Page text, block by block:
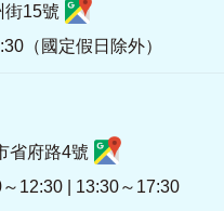
街15號
（國定假日除外）
省府路4號
12:30 | 13:30～17:30